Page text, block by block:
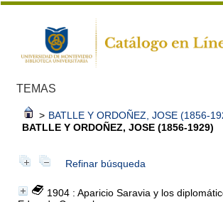
TEMAS
> BATLLE Y ORDOÑEZ, JOSE (1856-
BATLLE Y ORDOÑEZ, JOSE (1856-1929)
Refinar búsqueda
1904 : Aparicio Saravia y los